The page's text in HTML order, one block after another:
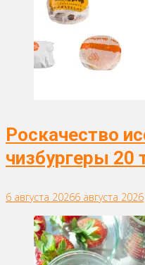
Роскачество
чизбургеры 20
6 августа 20266 августа 2026